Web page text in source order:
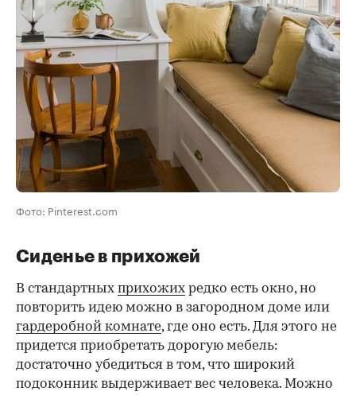
Фото: Pinterest.com
Сиденье в прихожей
В стандартных прихожих редко есть окно, но
повторить идею можно в загородном доме или
гардеробной комнате, где оно есть. Для этого не
придется приобретать дорогую мебель:
достаточно убедиться в том, что широкий
подоконник выдерживает вес человека. Можно